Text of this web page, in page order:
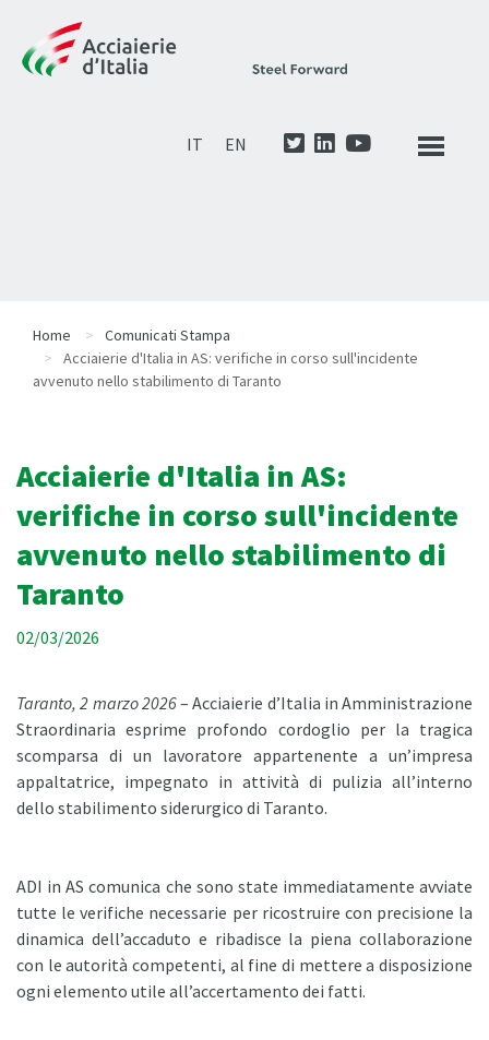
IT EN
Home
Comunicati Stampa
Acciaierie d'Italia in AS: verifiche in corso sull'incidente
avvenuto nello stabilimento di Taranto
Acciaierie d'Italia in AS:
verifiche in corso sull'incidente
avvenuto nello stabilimento di
Taranto
02/03/2026
Taranto, 2 marzo 2026– Acciaierie d’Italia in Amministrazione
Straordinaria esprime profondo cordoglio per la tragica
scomparsa di un lavoratore appartenente a un’impresa
appaltatrice, impegnato in attività di pulizia all’interno
dello stabilimento siderurgico di Taranto.
ADI in AS comunica che sono state immediatamente avviate
tutte le verifiche necessarie per ricostruire con precisione la
dinamica dell’accaduto e ribadisce la piena collaborazione
con le autorità competenti, al fine di mettere a disposizione
ogni elemento utile all’accertamento dei fatti.